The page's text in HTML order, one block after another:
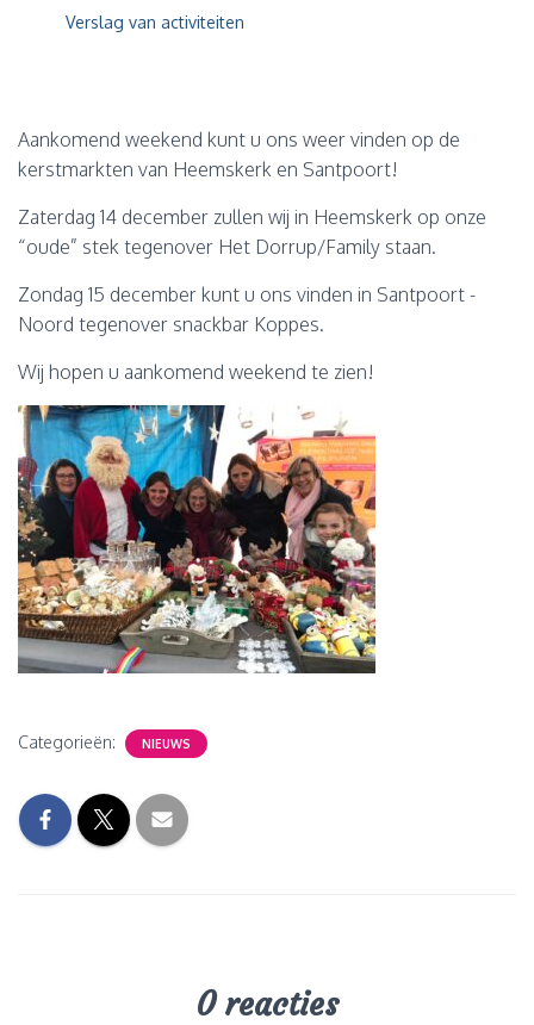
Verslag van activiteiten
Aankomend weekend kunt u ons weer vinden op de
kerstmarkten van Heemskerk en Santpoort!
Zaterdag 14 december zullen wij in Heemskerk op onze
“oude” stek tegenover Het Dorrup/Family staan.
Zondag 15 december kunt u ons vinden in Santpoort -
Noord tegenover snackbar Koppes.
Wij hopen u aankomend weekend te zien!
Categorieën: NIEUWS
0 reacties